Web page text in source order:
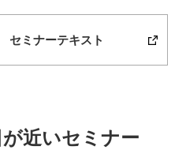
セミナーテキスト
が近いセミナー